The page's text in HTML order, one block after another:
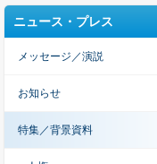
ニュース・プレス
メッセージ／演説
お知らせ
特集／背景資料